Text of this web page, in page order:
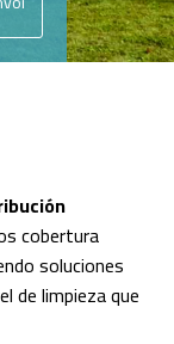
cobertura
soluciones
de limpieza que